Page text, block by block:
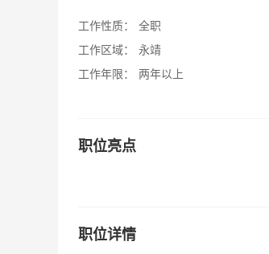
工作性质：
全职
工作区域：
永靖
工作年限：
两年以上
职位亮点
职位详情